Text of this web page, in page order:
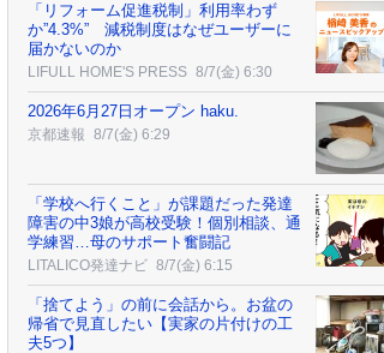
「リフォーム促進税制」利用率わず
か”4.3%” 減税制度はなぜユーザーに
届かないのか
LIFULL HOME'S PRESS 8/7(金) 6:30
2026年6月27日オープン haku.
京都速報 8/7(金) 6:29
「学校へ行くこと」が課題だった発達
障害の中3娘が高校受験！個別相談、通
学練習…母のサポート奮闘記
LITALICO発達ナビ 8/7(金) 6:15
「捨てよう」の前に会話から。お盆の
帰省で見直したい【実家の片付けの工
夫5つ】